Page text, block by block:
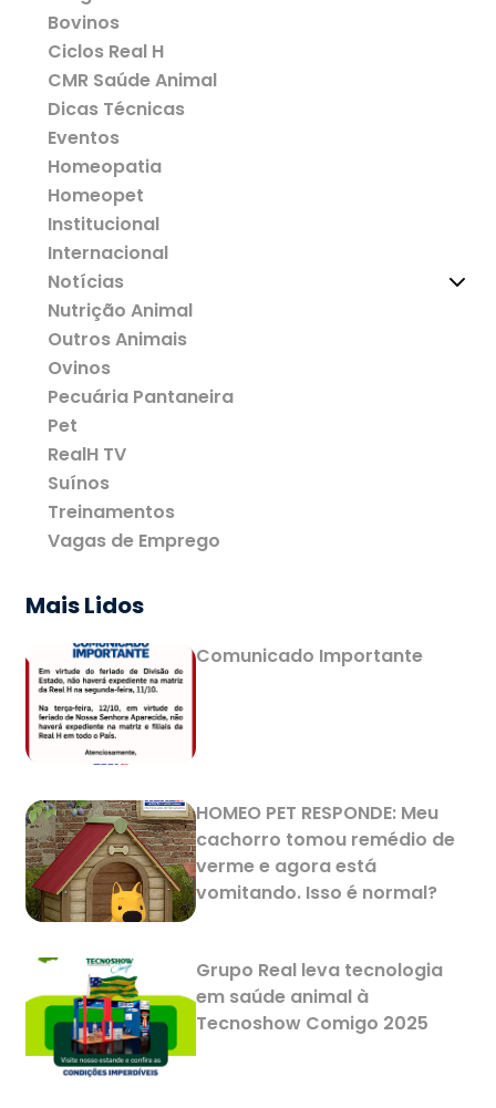
Bovinos
Ciclos Real H
CMR Saúde Animal
Dicas Técnicas
Eventos
Homeopatia
Homeopet
Institucional
Internacional
Notícias
Nutrição Animal
Outros Animais
Ovinos
Pecuária Pantaneira
Pet
RealH TV
Suínos
Treinamentos
Vagas de Emprego
Mais Lidos
Comunicado Importante
HOMEO PET RESPONDE: Meu
cachorro tomou remédio de
verme e agora está
vomitando. Isso é normal?
Grupo Real leva tecnologia
em saúde animal à
Tecnoshow Comigo 2025